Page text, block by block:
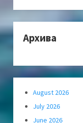
Архива
August 2026
July 2026
June 2026